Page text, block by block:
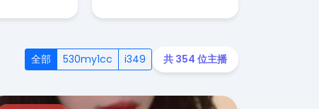
全部 530my1cc i349 共 354 位主播